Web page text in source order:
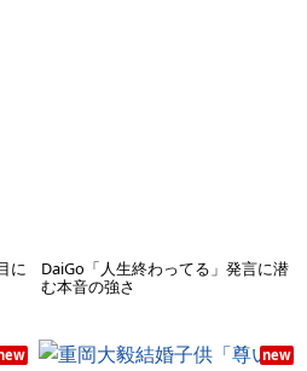
に
DaiGo「人生終わってる」発言に潜
む本音の強さ
new